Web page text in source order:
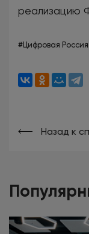
реализацию
#Цифровая Россия
Назад к